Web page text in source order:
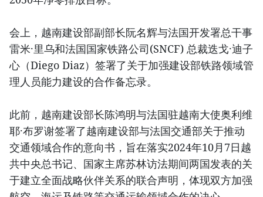
会上，越南建设部副部长阮名辉与法国开发署总干事
雷米·里乌和法国国家铁路公司(SNCF) 总裁迭戈·迪子
心（Diego Diaz）签署了关于加强建设部铁路领域管
理人员能力建设的合作备忘录。
此前，越南建设部长陈鸿明与法国驻越南大使奥利维
耶·布罗谢签署了越南建设部与法国交通部关于推动
交通领域合作的意向书，旨在落实2024年10月7日越
共中央总书记、国家主席苏林访法期间两国发表的关
于建立全面战略伙伴关系的联合声明，体现双方加强